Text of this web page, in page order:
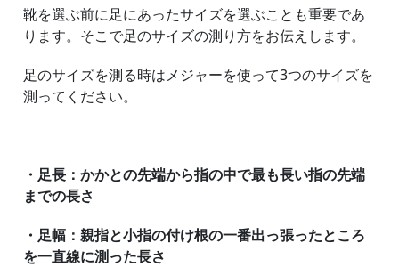
靴を選ぶ前に足にあったサイズを選ぶことも重要であ
ります。そこで足のサイズの測り方をお伝えします。
足のサイズを測る時はメジャーを使って3つのサイズを
測ってください。
・足長：かかとの先端から指の中で最も長い指の先端
までの長さ
・足幅：親指と小指の付け根の一番出っ張ったところ
を一直線に測った長さ